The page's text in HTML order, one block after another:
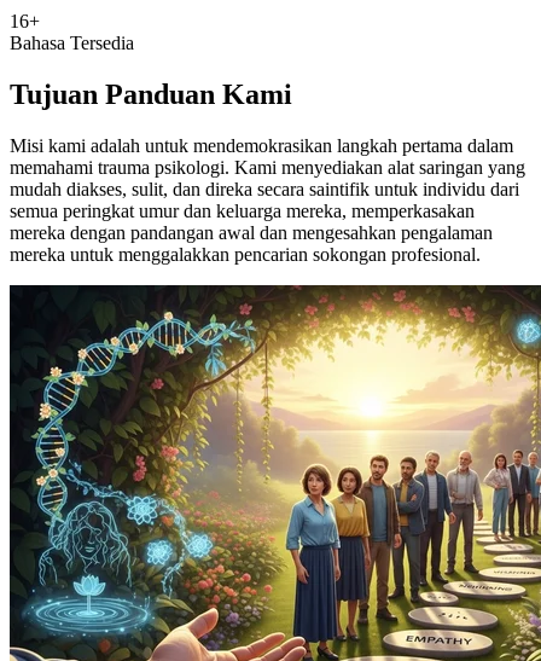
16+
Bahasa Tersedia
Tujuan Panduan Kami
Misi kami adalah untuk mendemokrasikan langkah pertama dalam
memahami trauma psikologi. Kami menyediakan alat saringan yang
mudah diakses, sulit, dan direka secara saintifik untuk individu dari
semua peringkat umur dan keluarga mereka, memperkasakan
mereka dengan pandangan awal dan mengesahkan pengalaman
mereka untuk menggalakkan pencarian sokongan profesional.